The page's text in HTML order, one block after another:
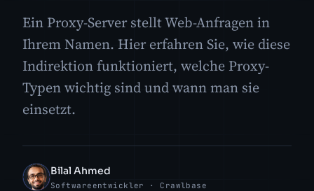
Ein Proxy-Server stellt Web-Anfragen in
Ihrem Namen. Hier erfahren Sie, wie diese
Indirektion funktioniert, welche Proxy-
Typen wichtig sind und wann man sie
einsetzt.
BA
Bilal Ahmed
Softwareentwickler · Crawlbase